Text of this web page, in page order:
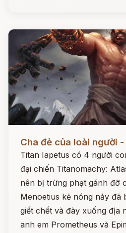
Cha đẻ của loài người
Titan Iapetus có 4 người
đại chiến Titanomachy:
nên bị trừng phạt gánh đỡ
Menoetius kẻ nóng nảy đã
giết chết và đày xuống địa
anh em Prometheus và